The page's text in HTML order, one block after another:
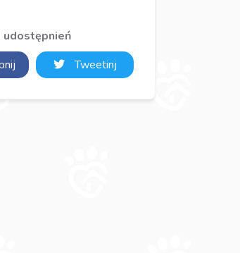
udostępnień
Tweetinj